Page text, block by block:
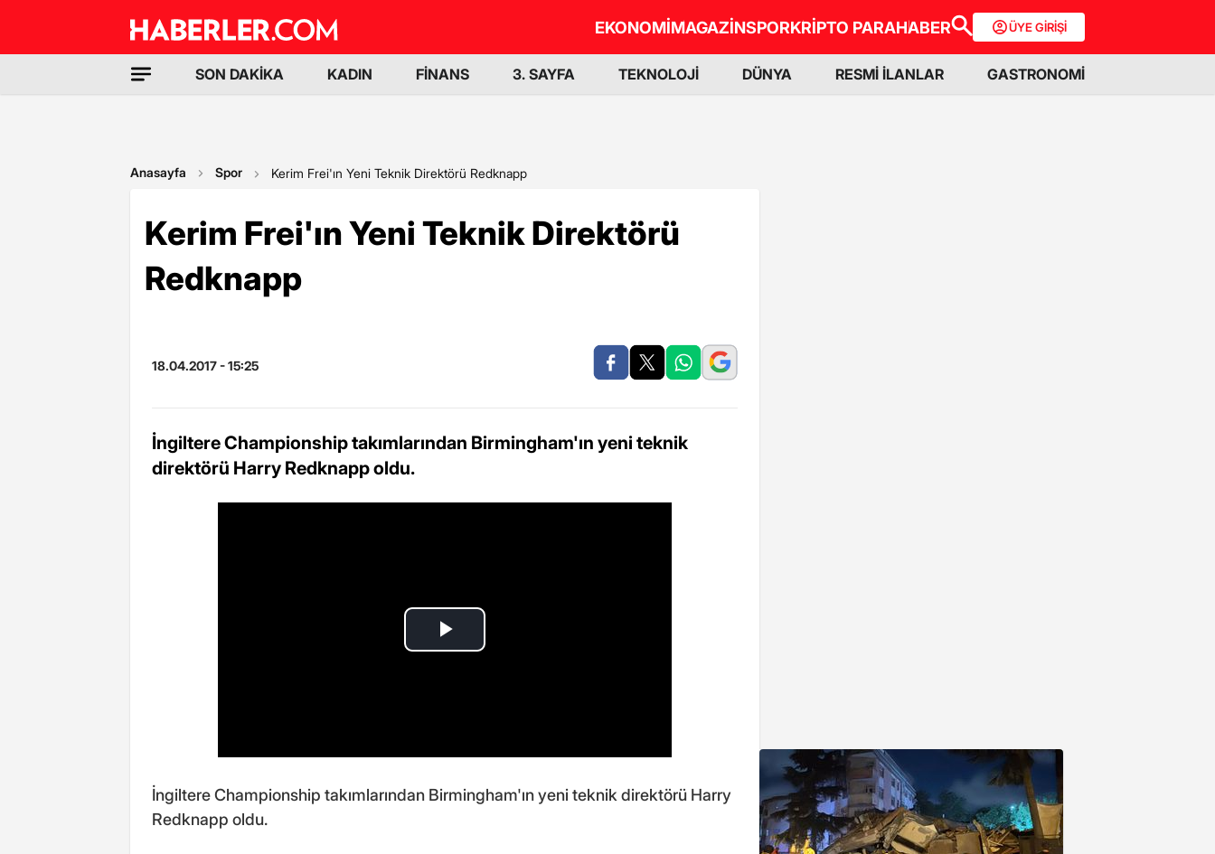
EKONOMİMAGAZİNSPORKRİPTO PARAHABER ÜYE GİRİŞİ
SON DAKİKA KADIN FİNANS 3. SAYFA TEKNOLOJİ DÜNYA RESMİ İLANLAR GASTRONOMİ
Anasayfa Spor Kerim Frei'ın Yeni Teknik Direktörü Redknapp
Kerim Frei'ın Yeni Teknik Direktörü
Redknapp
18.04.2017 - 15:25
İngiltere Championship takımlarından Birmingham'ın yeni teknik
direktörü Harry Redknapp oldu.
İngiltere Championship takımlarından Birmingham'ın yeni teknik direktörü Harry
Redknapp oldu.